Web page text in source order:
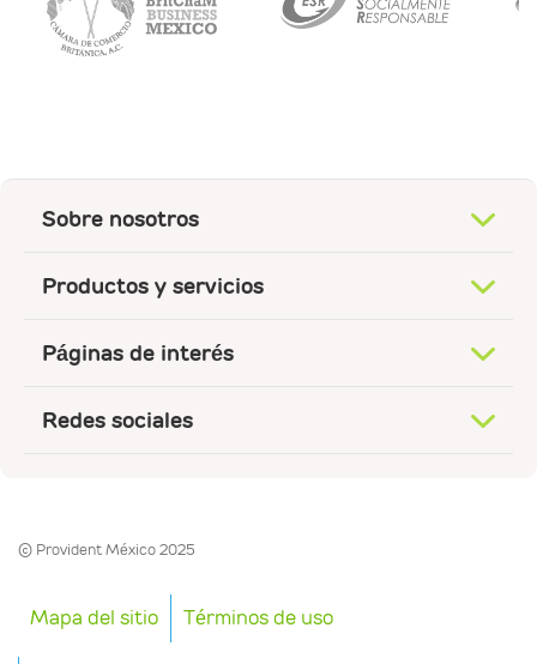
Sobre nosotros
Productos y servicios
Páginas de interés
Redes sociales
© Provident México 2025
Mapa del sitio Términos de uso